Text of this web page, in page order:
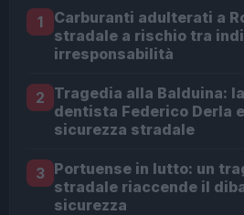
1
Carburanti adulterati a
stradale a rischio tra
irresponsabilità
2 Tragedia alla Balduina:
dentista Federico Derla
sicurezza stradale
3 Portuense in lutto: un
stradale riaccende il
sicurezza